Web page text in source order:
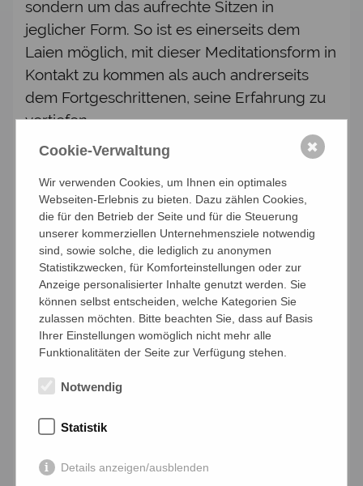
sondern um das aufrechte Sitzen in
jeglicher Form. So ist es einerseits dem
Laien möglich, mit dieser Meditationsform in
Kontakt zu kommen als auch andrerseits
dem Fortgeschrittenen, seine Erfahrung zu
vertiefen.
Unsere kleine Gruppe bietet allen
Teilnehmenden unter der Anleitung von
Anna Rheindorf, die langjährige Erfahrung in
einem koreanischen Zen Kloster sammeln
durfte, die Möglichkeit, diese Reise
gemeinsam anzutreten.
Jeden Dienstag sitzen wir 3
Meditationseinheiten zu jeweils 30 Minuten,
rezitieren das Herzsutra und erfrischen uns
und Gesprächen über unsere Zen Praxis.
Ein Einstieg ist jederzeit möglich.
Interessierte sind immer dienstags ab 18:30
Uhr sehr herzlich willkommen.
Cookie-Verwaltung
Wir verwenden Cookies, um Ihnen ein optimales
Webseiten-Erlebnis zu bieten. Dazu zählen Cookies,
die für den Betrieb der Seite und für die Steuerung
unserer kommerziellen Unternehmensziele notwendig
sind, sowie solche, die lediglich zu anonymen
Statistikzwecken, für Komforteinstellungen oder zur
Anzeige personalisierter Inhalte genutzt werden. Sie
können selbst entscheiden, welche Kategorien Sie
zulassen möchten. Bitte beachten Sie, dass auf Basis
Ihrer Einstellungen womöglich nicht mehr alle
Funktionalitäten der Seite zur Verfügung stehen.
Notwendig
Statistik
Details anzeigen/ausblenden
✖